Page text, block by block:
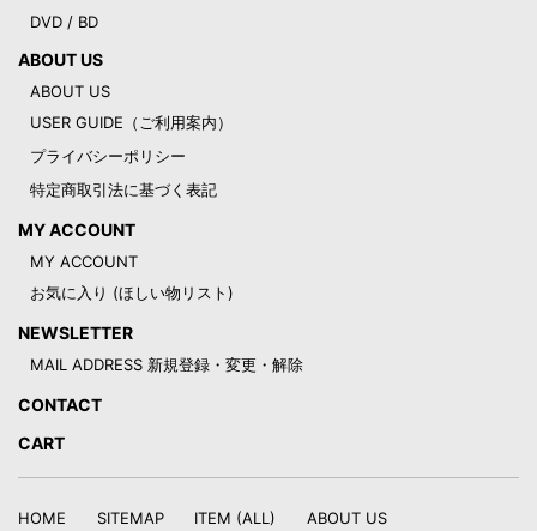
DVD / BD
ABOUT US
ABOUT US
USER GUIDE（ご利用案内）
プライバシーポリシー
特定商取引法に基づく表記
MY ACCOUNT
MY ACCOUNT
お気に入り (ほしい物リスト)
NEWSLETTER
MAIL ADDRESS 新規登録・変更・解除
CONTACT
CART
HOME SITEMAP ITEM (ALL) ABOUT US